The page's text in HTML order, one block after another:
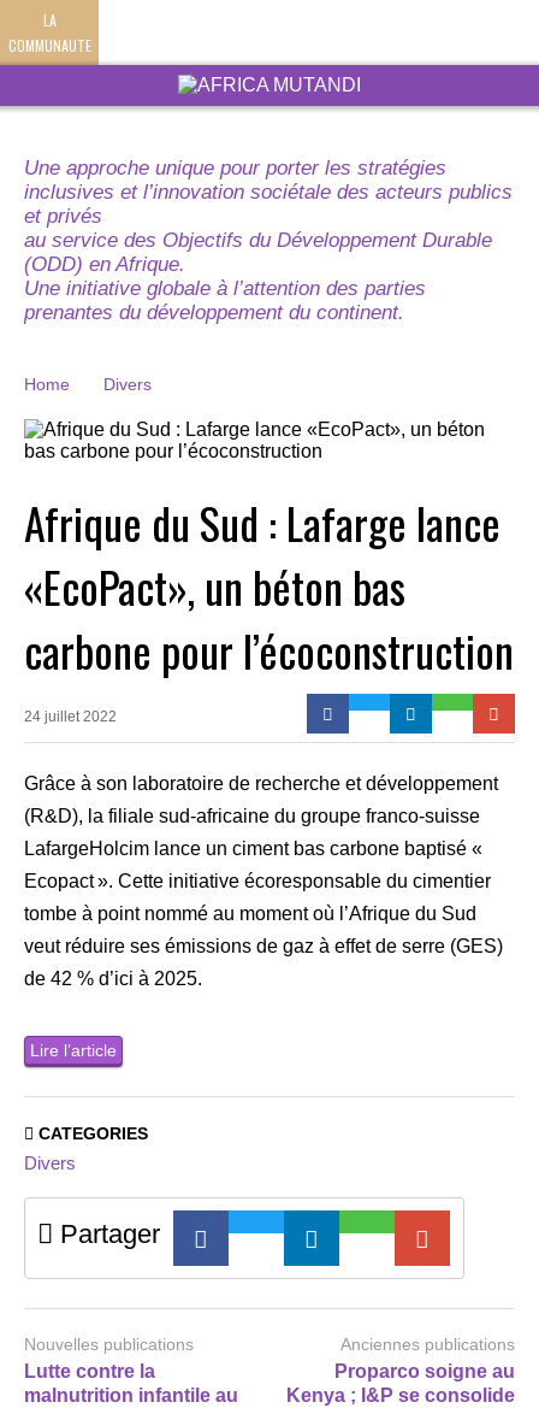
LA
COMMUNAUTE
Une approche unique pour porter les stratégies
inclusives et l’innovation sociétale des acteurs publics
et privés
au service des Objectifs du Développement Durable
(ODD) en Afrique.
Une initiative globale à l’attention des parties
prenantes du développement du continent.
Home Divers
Afrique du Sud : Lafarge lance
«EcoPact», un béton bas
carbone pour l’écoconstruction
24 juillet 2022
Grâce à son laboratoire de recherche et développement
(R&D), la filiale sud-africaine du groupe franco-suisse
LafargeHolcim lance un ciment bas carbone baptisé «
Ecopact ». Cette initiative écoresponsable du cimentier
tombe à point nommé au moment où l’Afrique du Sud
veut réduire ses émissions de gaz à effet de serre (GES)
de 42 % d’ici à 2025.
Lire l’article
CATEGORIES
Divers
Partager
Nouvelles publications
Lutte contre la
malnutrition infantile au
Anciennes publications
Proparco soigne au
Kenya ; I&P se consolide